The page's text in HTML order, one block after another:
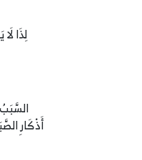
لِذَا
أَذْكَارِ